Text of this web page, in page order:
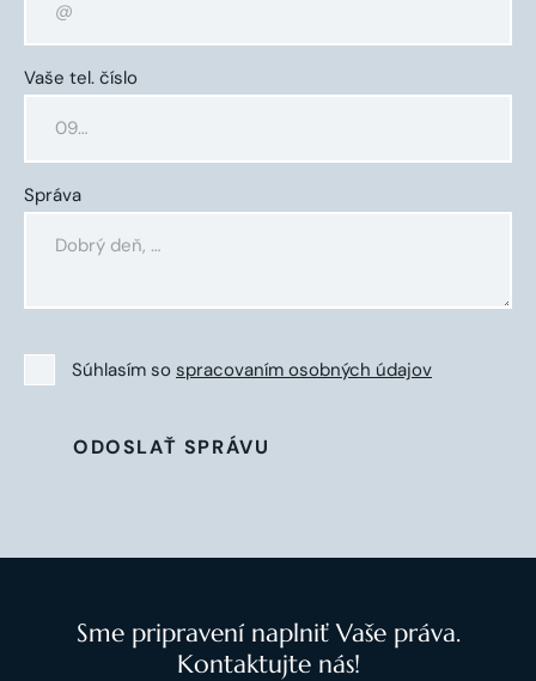
Vaše tel. číslo
Správa
Súhlasím so spracovaním osobných údajov
ODOSLAŤ SPRÁVU
Sme pripravení naplniť Vaše práva.
Kontaktujte nás!